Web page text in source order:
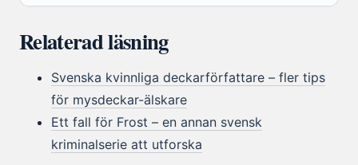
Relaterad läsning
Svenska kvinnliga deckarförfattare – fler tips
för mysdeckar-älskare
Ett fall för Frost – en annan svensk
kriminalserie att utforska